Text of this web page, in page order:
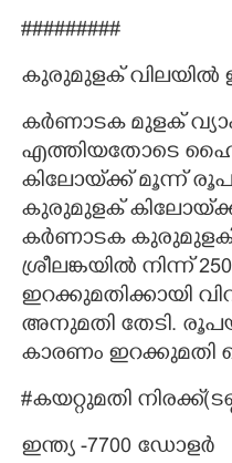
#########
കുരുമുളക് വിലയിൽ
കർണാടക മുളക്
എത്തിയതോടെ
കിലോയ്‌ക്ക് മൂന്ന്
കുരുമുളക് കിലോയ്‌ക്ക്
കർണാടക
ശ്രീലങ്കയിൽ നിന്ന്
ഇറക്കുമതിക്കായി
അനുമതി തേടി.
കാരണം ഇറക്കുമതി
#കയറ്റുമതി
ഇന്ത്യ -7700 ഡോളർ